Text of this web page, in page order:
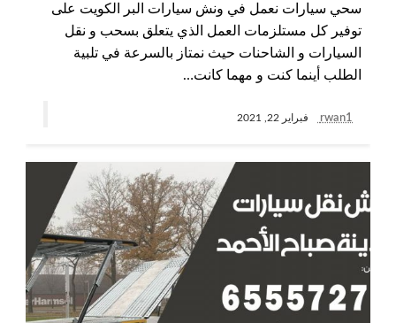
سحي سيارات نعمل في ونش سيارات البر الكويت على
توفير كل مستلزمات العمل الذي يتعلق بسحب و نقل
السيارات و الشاحنات حيث نمتاز بالسرعة في تلبية
الطلب أينما كنت و مهما كانت…
rwan1 فبراير 22, 2021